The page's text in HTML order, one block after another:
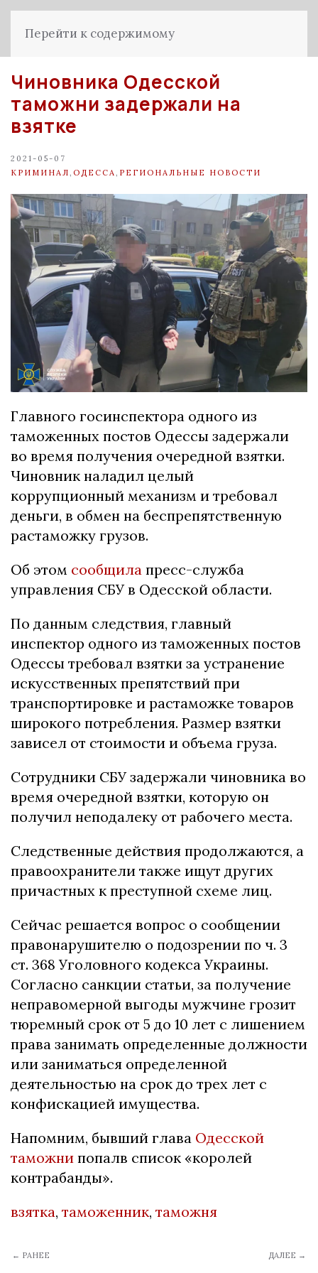
Перейти к содержимому
Чиновника Одесской
таможни задержали на
взятке
2021-05-07
КРИМИНАЛ ОДЕССА РЕГИОНАЛЬНЫЕ НОВОСТИ
Главного госинспектора одного из
таможенных постов Одессы задержали
во время получения очередной взятки.
Чиновник наладил целый
коррупционный механизм и требовал
деньги, в обмен на беспрепятственную
растаможку грузов.
Об этом сообщила пресс-служба
управления СБУ в Одесской области.
По данным следствия, главный
инспектор одного из таможенных постов
Одессы требовал взятки за устранение
искусственных препятствий при
транспортировке и растаможке товаров
широкого потребления. Размер взятки
зависел от стоимости и объема груза.
Сотрудники СБУ задержали чиновника во
время очередной взятки, которую он
получил неподалеку от рабочего места.
Следственные действия продолжаются, а
правоохранители также ищут других
причастных к преступной схеме лиц.
Сейчас решается вопрос о сообщении
правонарушителю о подозрении по ч. 3
ст. 368 Уголовного кодекса Украины.
Согласно санкции статьи, за получение
неправомерной выгоды мужчине грозит
тюремный срок от 5 до 10 лет с лишением
права занимать определенные должности
или заниматься определенной
деятельностью на срок до трех лет с
конфискацией имущества.
Напомним, бывший глава Одесской
таможни попалв список «королей
контрабанды».
взятка, таможенник, таможня
← РАНЕЕ ДАЛЕЕ →